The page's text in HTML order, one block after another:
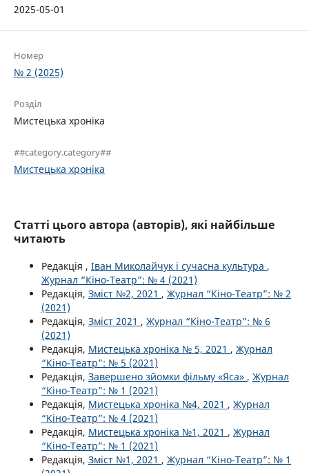
2025-05-01
Номер
№ 2 (2025)
Розділ
Мистецька хроніка
##category.category##
Мистецька хроніка
Статті цього автора (авторів), які найбільше
читають
Редакція , Іван Миколайчук і сучасна культура ,
Журнал “Кіно-Театр”: № 4 (2021)
Редакція, Зміст №2, 2021 , Журнал “Кіно-Театр”: № 2
(2021)
Редакція, Зміст 2021 , Журнал “Кіно-Театр”: № 6
(2021)
Редакція, Мистецька хроніка № 5, 2021 , Журнал
“Кіно-Театр”: № 5 (2021)
Редакція, Завершено зйомки фільму «Яса» , Журнал
“Кіно-Театр”: № 1 (2021)
Редакція, Мистецька хроніка №4, 2021 , Журнал
“Кіно-Театр”: № 4 (2021)
Редакція, Мистецька хроніка №1, 2021 , Журнал
“Кіно-Театр”: № 1 (2021)
Редакція, Зміст №1, 2021 , Журнал “Кіно-Театр”: № 1